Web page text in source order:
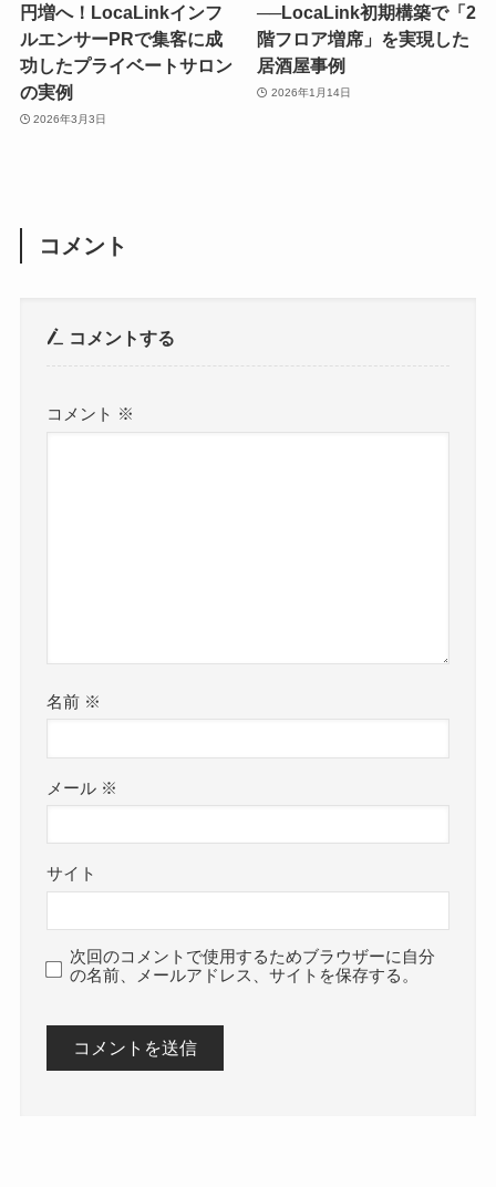
円増へ！LocaLinkインフ
ルエンサーPRで集客に成
功したプライベートサロン
の実例
2026年3月3日
──LocaLink初期構築で「2
階フロア増席」を実現した
居酒屋事例
2026年1月14日
コメント
コメントする
コメント ※
名前 ※
メール ※
サイト
次回のコメントで使用するためブラウザーに自分
の名前、メールアドレス、サイトを保存する。